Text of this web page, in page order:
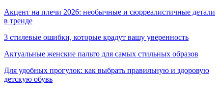
Акцент на плечи 2026: необычные и сюрреалистичные детали
в тренде
3 стилевые ошибки, которые крадут вашу уверенность
Актуальные женские пальто для самых стильных образов
Для удобных прогулок: как выбрать правильную и здоровую
детскую обувь